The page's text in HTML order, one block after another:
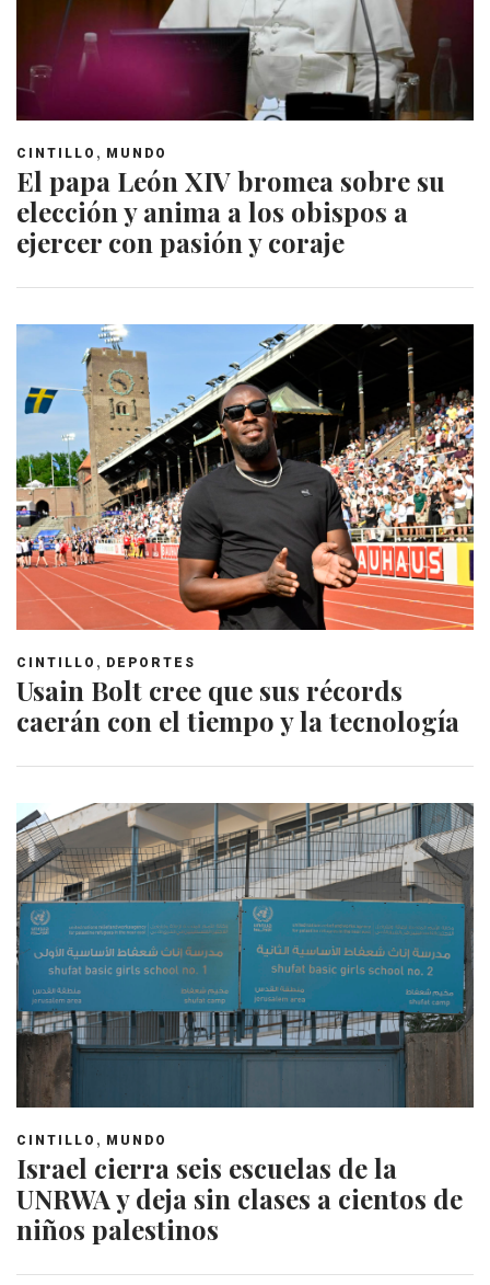
CINTILLO , MUNDO
El papa León XIV bromea sobre su
elección y anima a los obispos a
ejercer con pasión y coraje
CINTILLO , DEPORTES
Usain Bolt cree que sus récords
caerán con el tiempo y la tecnología
CINTILLO , MUNDO
Israel cierra seis escuelas de la
UNRWA y deja sin clases a cientos de
niños palestinos